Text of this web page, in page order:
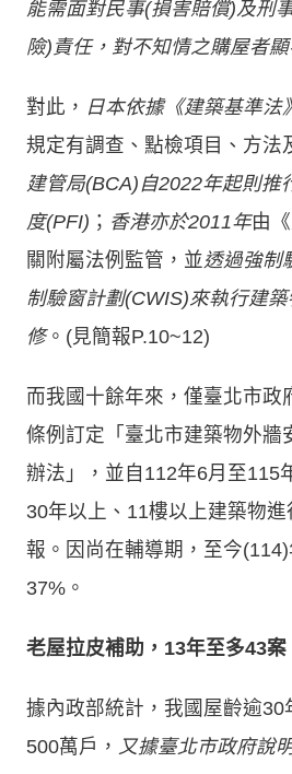
能需面對民事(損害賠償)及刑
險)責任，對不知情之購屋者
對此， 日本依據《建築基準法》
規定有調查、點檢項目、方法
建管局(BCA)自2022年起則推
度(PFI) ； 香港亦於2011年由
關附屬法例監管，並透過強制
制驗窗計劃(CWIS)來執行建
修。(見簡報P.10~12)
而我國十餘年來，僅臺北市政
條例訂定「臺北市建築物外牆
辦法」，並自112年6月至115
30年以上、11樓以上建築物
報。因尚在輔導期，至今
37%。
老屋拉皮補助，13年至多43案
據內政部統計，我國屋齡逾30
500萬戶， 又據臺北市政府說